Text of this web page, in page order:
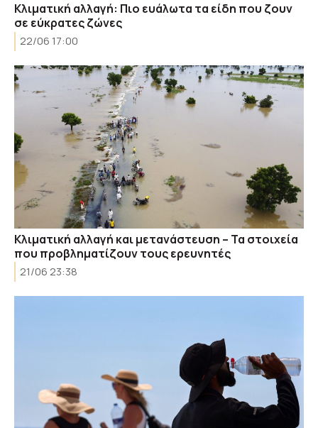
Κλιματική αλλαγή: Πιο ευάλωτα τα είδη που ζουν
σε εύκρατες ζώνες
22/06 17:00
Κλιματική αλλαγή και μετανάστευση – Τα στοιχεία
που προβληματίζουν τους ερευνητές
21/06 23:38